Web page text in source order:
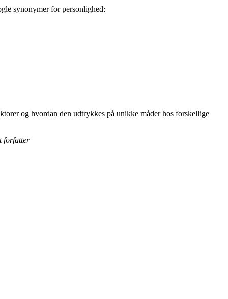
synonymer for personlighed:
og hvordan den udtrykkes på unikke måder hos forskellige
forfatter